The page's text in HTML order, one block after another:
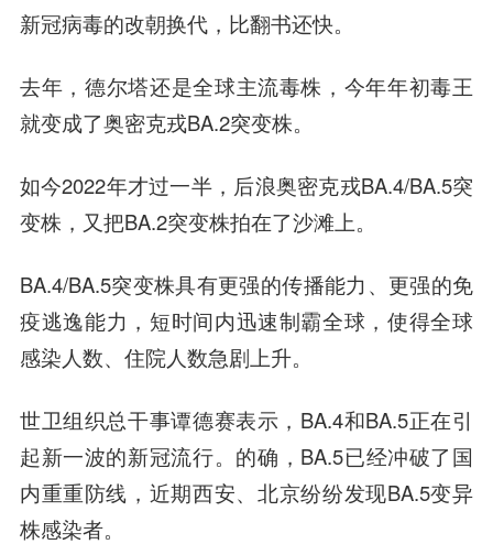
新冠病毒的改朝换代，比翻书还快。
去年，德尔塔还是全球主流毒株，今年年初毒王
就变成了奥密克戎BA.2突变株。
如今2022年才过一半，后浪奥密克戎BA.4/BA.5突
变株，又把BA.2突变株拍在了沙滩上。
BA.4/BA.5突变株具有更强的传播能力、更强的免
疫逃逸能力，短时间内迅速制霸全球，使得全球
感染人数、住院人数急剧上升。
世卫组织总干事谭德赛表示，BA.4和BA.5正在引
起新一波的新冠流行。的确，BA.5已经冲破了国
内重重防线，近期西安、北京纷纷发现BA.5变异
株感染者。